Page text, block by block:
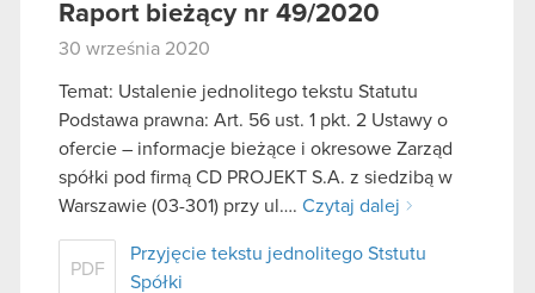
Raport bieżący nr 49/2020
30 września 2020
Temat: Ustalenie jednolitego tekstu Statutu
Podstawa prawna: Art. 56 ust. 1 pkt. 2 Ustawy o
ofercie – informacje bieżące i okresowe Zarząd
spółki pod firmą CD PROJEKT S.A. z siedzibą w
Warszawie (03-301) przy ul…. Czytaj dalej
PDF
Przyjęcie tekstu jednolitego Ststutu
Spółki